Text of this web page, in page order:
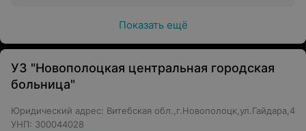
Показать ещё
УЗ "Новополоцкая центральная городская
больница"
Юридический адрес: Витебская обл.,г.Новополоцк,ул.Гайдара,4
УНП: 300044028